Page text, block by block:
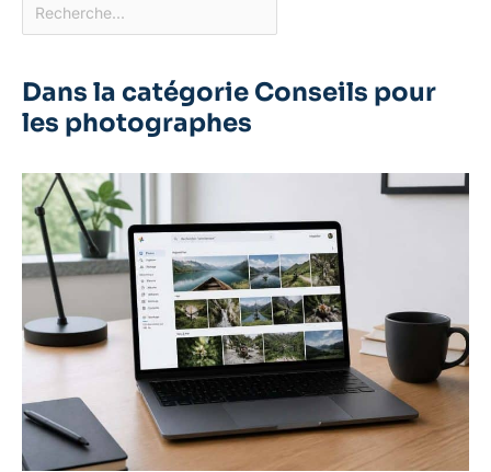
Dans la catégorie Conseils pour
les photographes